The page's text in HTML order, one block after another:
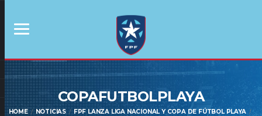
COPAFUTBOLPLAYA
HOME NOTICIAS
FPF LANZA LIGA NACIONAL Y COPA DE FÚTBOL PLAYA